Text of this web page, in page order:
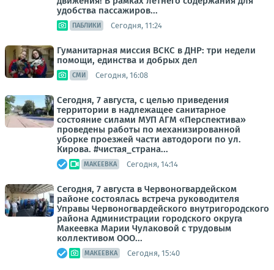
удобства пассажиров...
ПАБЛИКИ Сегодня, 11:24
Гуманитарная миссия ВСКС в ДНР: три недели
помощи, единства и добрых дел
СМИ Сегодня, 16:08
Сегодня, 7 августа, с целью приведения
территории в надлежащее санитарное
состояние силами МУП АГМ «Перспектива»
проведены работы по механизированной
уборке проезжей части автодороги по ул.
Кирова. #чистая_страна...
МАКЕЕВКА Сегодня, 14:14
Сегодня, 7 августа в Червоногвардейском
районе состоялась встреча руководителя
Управы Червоногвардейского внутригородского
района Администрации городского округа
Макеевка Марии Чулаковой с трудовым
коллективом ООО...
МАКЕЕВКА Сегодня, 15:40